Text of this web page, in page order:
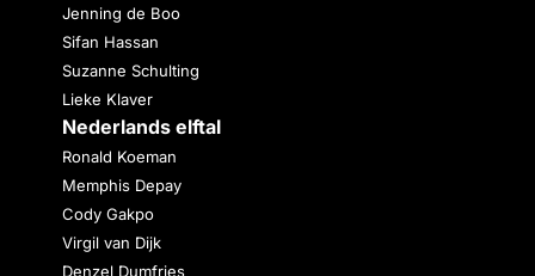
Jenning de Boo
Sifan Hassan
Suzanne Schulting
Lieke Klaver
Nederlands elftal
Ronald Koeman
Memphis Depay
Cody Gakpo
Virgil van Dijk
Denzel Dumfries